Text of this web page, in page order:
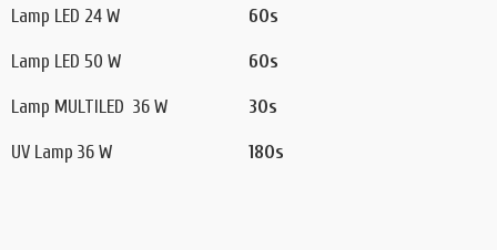
Lamp LED 24 W 60s
Lamp LED 50 W 60s
Lamp MULTILED 36 W 30s
UV Lamp 36 W 180s